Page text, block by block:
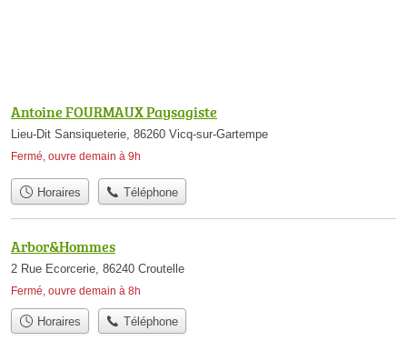
Antoine FOURMAUX Paysagiste
Lieu-Dit Sansiqueterie, 86260 Vicq-sur-Gartempe
Fermé, ouvre demain à 9h
Horaires Téléphone
Arbor&Hommes
2 Rue Ecorcerie, 86240 Croutelle
Fermé, ouvre demain à 8h
Horaires Téléphone